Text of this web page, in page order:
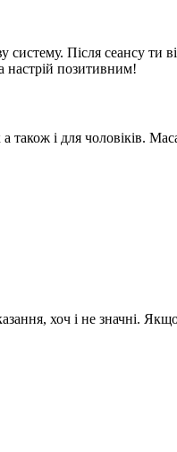
Після сеансу
настрій позитивним!
і для чоловіків.
хоч і не значні.